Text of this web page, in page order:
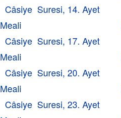
Câsiye Suresi, 14. Ayet
Meali
Câsiye Suresi, 17. Ayet
Meali
Câsiye Suresi, 20. Ayet
Meali
Câsiye Suresi, 23. Ayet